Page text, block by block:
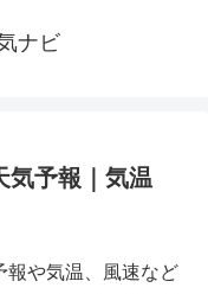
ナビ
気予報｜気温
報や気温、風速など